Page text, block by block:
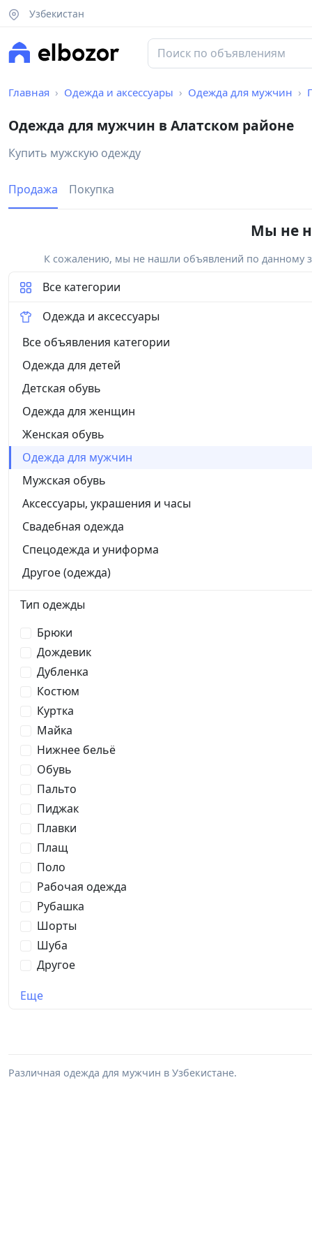
Узбекистан
Главная Одежда и аксессуары Одежда для мужчин
Одежда для мужчин в Алатском районе
Купить мужскую одежду
Продажа Покупка
Мы не
К сожалению, мы не нашли объявлений по данному
Все категории
Одежда и аксессуары
Все объявления категории
Одежда для детей
Детская обувь
Одежда для женщин
Женская обувь
Одежда для мужчин
Мужская обувь
Аксессуары, украшения и часы
Свадебная одежда
Спецодежда и униформа
Другое (одежда)
Тип одежды
Брюки
Дождевик
Дубленка
Костюм
Куртка
Майка
Нижнее бельё
Обувь
Пальто
Пиджак
Плавки
Плащ
Поло
Рабочая одежда
Рубашка
Шорты
Шуба
Другое
Еще
Различная одежда для мужчин в Узбекистане.